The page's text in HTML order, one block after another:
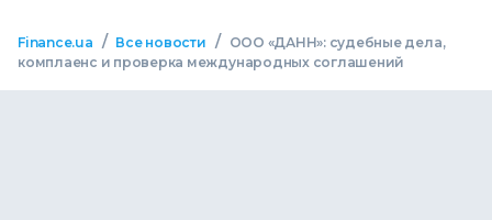
Finance.ua / Все новости /
ООО «ДАНН»: судебные дела,
комплаенс и проверка международных соглашений